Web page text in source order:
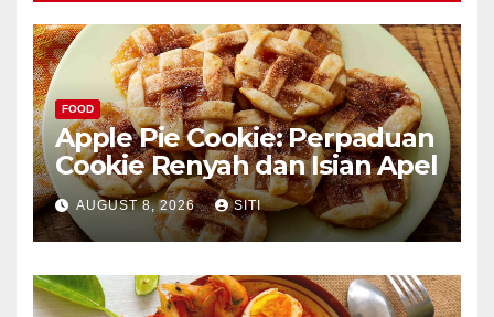
FOOD
Apple Pie Cookie: Perpaduan
Cookie Renyah dan Isian Apel
AUGUST 8, 2026 SITI